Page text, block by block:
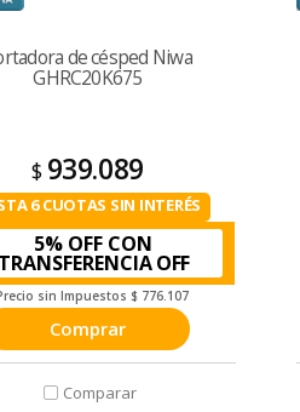
de césped Niwa
GHRC20K675
$ 939.089
6 CUOTAS SIN INTERÉS
5% OFF CON
sin Impuestos $ 776.107
Comprar